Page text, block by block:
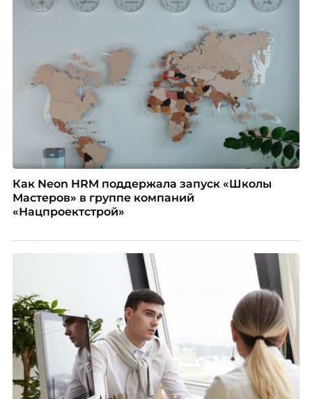
Как Neon HRM поддержала запуск «Школы
Мастеров» в группе компаний
«Нацпроектстрой»